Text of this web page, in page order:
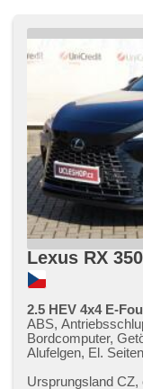
Lexus RX
2.5 HEV 4x4 E-
ABS,
Bordcomputer,
Alufelgen, El.
Kopflehnen,
Ursprungsland CZ,​